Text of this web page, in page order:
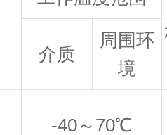
介质
周围环
境
-40～70℃